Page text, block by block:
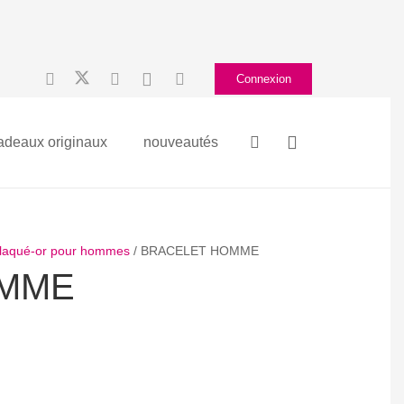
Connexion
originaux nouveautés
or pour hommes/ BRACELET HOMME